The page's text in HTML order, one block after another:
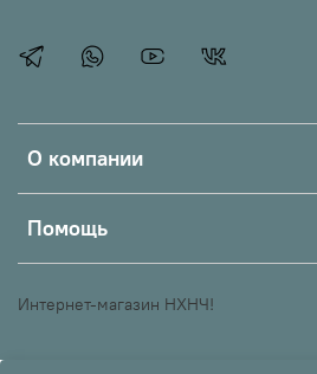
О компании
Помощь
Интернет-магазин НХНЧ!